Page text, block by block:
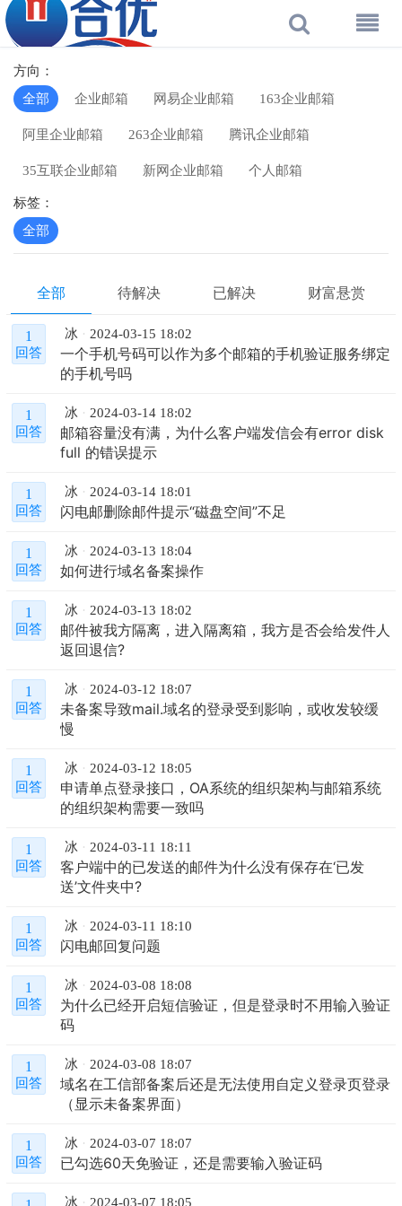
方向：
全部
企业邮箱 网易企业邮箱 163企业邮箱
阿里企业邮箱 263企业邮箱 腾讯企业邮箱
35互联企业邮箱 新网企业邮箱 个人邮箱
标签：
全部
全部 待解决 已解决 财富悬赏
1
回答
冰 2024-03-15 18:02
一个手机号码可以作为多个邮箱的手机验证服务绑定
的手机号吗
1
回答
冰 2024-03-14 18:02
邮箱容量没有满，为什么客户端发信会有error disk
full 的错误提示
1
回答
冰 2024-03-14 18:01
​闪电邮删除邮件提示“磁盘空间”不足
1
回答
冰 2024-03-13 18:04
如何进行域名备案操作
1
回答
冰 2024-03-13 18:02
邮件被我方隔离，进入隔离箱，我方是否会给发件人
返回退信?
1
回答
冰 2024-03-12 18:07
未备案导致mail.域名的登录受到影响，或收发较缓
慢
1
回答
冰 2024-03-12 18:05
申请单点登录接口，OA系统的组织架构与邮箱系统
的组织架构需要一致吗
1
回答
冰 2024-03-11 18:11
客户端中的已发送的邮件为什么没有保存在‘已发
送’文件夹中?
1
回答
冰 2024-03-11 18:10
闪电邮回复问题
1
回答
冰 2024-03-08 18:08
为什么已经开启短信验证，但是登录时不用输入验证
码
1
回答
冰 2024-03-08 18:07
域名在工信部备案后还是无法使用自定义登录页登录
（显示未备案界面）
1
回答
冰 2024-03-07 18:07
已勾选60天免验证，还是需要输入验证码
冰 2024-03-07 18:05